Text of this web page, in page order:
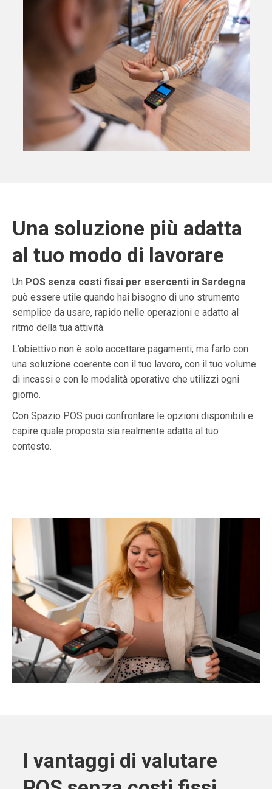
Una soluzione più adatta
al tuo modo di lavorare
Un POS senza costi fissi per esercenti in Sardegna
può essere utile quando hai bisogno di uno strumento
semplice da usare, rapido nelle operazioni e adatto al
ritmo della tua attività.
L’obiettivo non è solo accettare pagamenti, ma farlo con
una soluzione coerente con il tuo lavoro, con il tuo volume
di incassi e con le modalità operative che utilizzi ogni
giorno.
Con Spazio POS puoi confrontare le opzioni disponibili e
capire quale proposta sia realmente adatta al tuo
contesto.
I vantaggi di valutare